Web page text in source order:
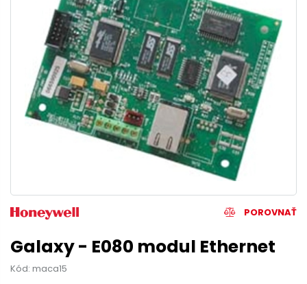
POROVNAŤ
Galaxy - E080 modul Ethernet
Kód: maca15